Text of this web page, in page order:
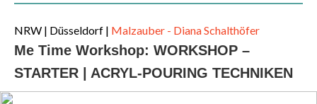
NRW | Düsseldorf | Malzauber - Diana Schalthöfer
Me Time Workshop: WORKSHOP –
STARTER | ACRYL-POURING TECHNIKEN